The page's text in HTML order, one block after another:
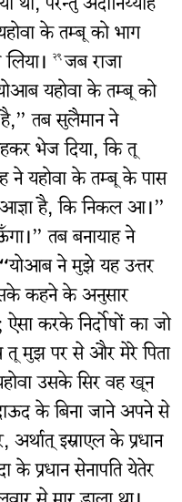
के तम्बू को भाग
२९जब राजा
यहोवा के तम्बू को
तब सुलैमान ने
भेज दिया, कि तू
ने यहोवा के तम्बू के पास
है, कि निकल आ।”
तब बनायाह ने
ने मुझे यह उत्तर
कहने के अनुसार
करके निर्दोषों का जो
मुझ पर से और मेरे पिता
उसके सिर वह खून
के बिना जाने अपने से
इस्राएल के प्रधान
प्रधान सेनापति येतेर